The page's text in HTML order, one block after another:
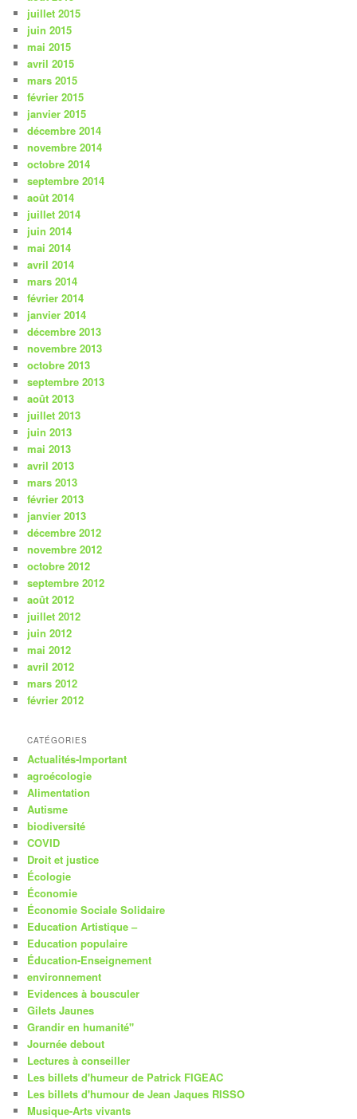
juillet 2015
juin 2015
mai 2015
avril 2015
mars 2015
février 2015
janvier 2015
décembre 2014
novembre 2014
octobre 2014
septembre 2014
août 2014
juillet 2014
juin 2014
mai 2014
avril 2014
mars 2014
février 2014
janvier 2014
décembre 2013
novembre 2013
octobre 2013
septembre 2013
août 2013
juillet 2013
juin 2013
mai 2013
avril 2013
mars 2013
février 2013
janvier 2013
décembre 2012
novembre 2012
octobre 2012
septembre 2012
août 2012
juillet 2012
juin 2012
mai 2012
avril 2012
mars 2012
février 2012
CATÉGORIES
Actualités-Important
agroécologie
Alimentation
Autisme
biodiversité
COVID
Droit et justice
Écologie
Économie
Économie Sociale Solidaire
Education Artistique –
Education populaire
Éducation-Enseignement
environnement
Evidences à bousculer
Gilets Jaunes
Grandir en humanité"
Journée debout
Lectures à conseiller
Les billets d'humeur de Patrick FIGEAC
Les billets d'humour de Jean Jaques RISSO
Musique-Arts vivants